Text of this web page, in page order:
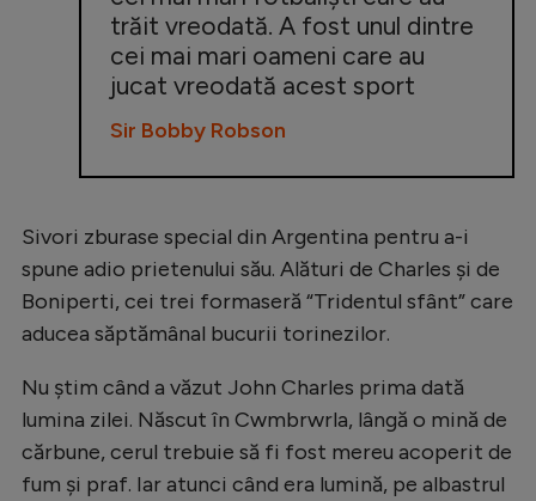
Formula 1
Gimnastică
Auto
Rugby
Ciclism
Alte sporturi
JO 2024
Intră în cont
trăit vreodată. A fost unul dintre
cei mai mari oameni care au
jucat vreodată acest sport
Sir Bobby Robson
Sivori zburase special din Argentina pentru a-i
spune adio prietenului său. Alături de Charles și de
Boniperti, cei trei formaseră “Tridentul sfânt” care
aducea săptămânal bucurii torinezilor.
Nu știm când a văzut John Charles prima dată
lumina zilei. Născut în Cwmbrwrla, lângă o mină de
cărbune, cerul trebuie să fi fost mereu acoperit de
fum și praf. Iar atunci când era lumină, pe albastrul